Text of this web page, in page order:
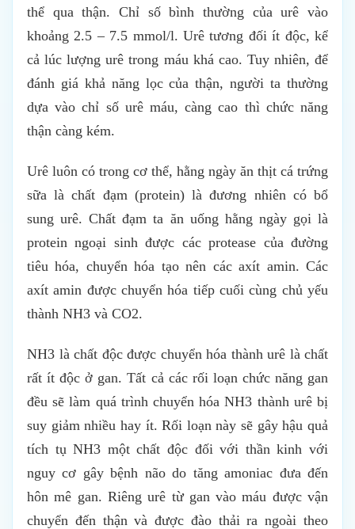
thể qua thận. Chỉ số bình thường của urê vào
khoảng 2.5 – 7.5 mmol/l. Urê tương đối ít độc, kể
cả lúc lượng urê trong máu khá cao. Tuy nhiên, để
đánh giá khả năng lọc của thận, người ta thường
dựa vào chỉ số urê máu, càng cao thì chức năng
thận càng kém.
Urê luôn có trong cơ thể, hằng ngày ăn thịt cá trứng
sữa là chất đạm (protein) là đương nhiên có bổ
sung urê. Chất đạm ta ăn uống hằng ngày gọi là
protein ngoại sinh được các protease của đường
tiêu hóa, chuyển hóa tạo nên các axít amin. Các
axít amin được chuyển hóa tiếp cuối cùng chủ yếu
thành NH3 và CO2.
NH3 là chất độc được chuyển hóa thành urê là chất
rất ít độc ở gan. Tất cả các rối loạn chức năng gan
đều sẽ làm quá trình chuyển hóa NH3 thành urê bị
suy giảm nhiều hay ít. Rối loạn này sẽ gây hậu quả
tích tụ NH3 một chất độc đối với thần kinh với
nguy cơ gây bệnh não do tăng amoniac đưa đến
hôn mê gan. Riêng urê từ gan vào máu được vận
chuyển đến thận và được đào thải ra ngoài theo